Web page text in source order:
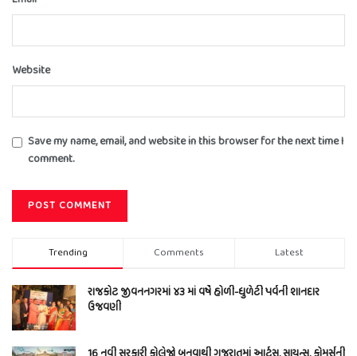
Website
Save my name, email, and website in this browser for the next time I
comment.
Trending Comments Latest
રાજકોટ જીવનનગરમાં ૪૩ માં વર્ષે હોળી-ધુળેટી પર્વની શાનદાર
ઉજવણી